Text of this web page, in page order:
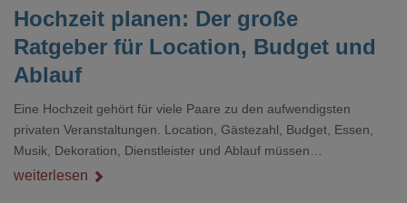
Hochzeit planen: Der große
Ratgeber für Location, Budget und
Ablauf
Eine Hochzeit gehört für viele Paare zu den aufwendigsten
privaten Veranstaltungen. Location, Gästezahl, Budget, Essen,
Musik, Dekoration, Dienstleister und Ablauf müssen
zusammenpassen, damit der Tag gut organisiert ist und trotzdem
weiterlesen